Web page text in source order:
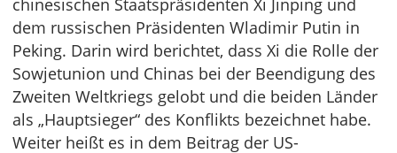
chinesischen Staatspräsidenten Xi Jinping und
dem russischen Präsidenten Wladimir Putin in
Peking. Darin wird berichtet, dass Xi die Rolle der
Sowjetunion und Chinas bei der Beendigung des
Zweiten Weltkriegs gelobt und die beiden Länder
als „Hauptsieger“ des Konflikts bezeichnet habe.
Weiter heißt es in dem Beitrag der US-